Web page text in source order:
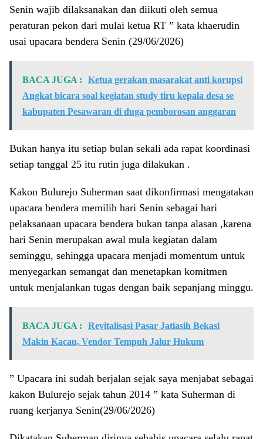
Senin wajib dilaksanakan dan diikuti oleh semua
peraturan pekon dari mulai ketua RT ” kata khaerudin
usai upacara bendera Senin (29/06/2026)
BACA JUGA :
Ketua gerakan masarakat anti korupsi
Angkat bicara soal kegiatan study tiru kepala desa se
kabupaten Pesawaran di duga pemborosan anggaran
Bukan hanya itu setiap bulan sekali ada rapat koordinasi
setiap tanggal 25 itu rutin juga dilakukan .
Kakon Bulurejo Suherman saat dikonfirmasi mengatakan
upacara bendera memilih hari Senin sebagai hari
pelaksanaan upacara bendera bukan tanpa alasan ,karena
hari Senin merupakan awal mula kegiatan dalam
seminggu, sehingga upacara menjadi momentum untuk
menyegarkan semangat dan menetapkan komitmen
untuk menjalankan tugas dengan baik sepanjang minggu.
BACA JUGA :
Revitalisasi Pasar Jatiasih Bekasi
Makin Kacau, Vendor Tempuh Jalur Hukum
” Upacara ini sudah berjalan sejak saya menjabat sebagai
kakon Bulurejo sejak tahun 2014 ” kata Suherman di
ruang kerjanya Senin(29/06/2026)